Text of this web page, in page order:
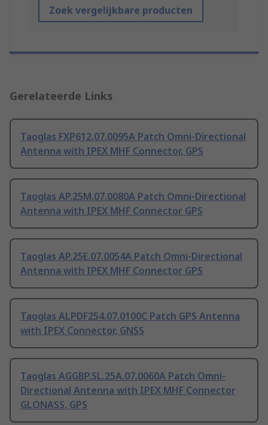
Zoek vergelijkbare producten
Gerelateerde Links
Taoglas FXP612.07.0095A Patch Omni-Directional
Antenna with IPEX MHF Connector, GPS
Taoglas AP.25M.07.0080A Patch Omni-Directional
Antenna with IPEX MHF Connector GPS
Taoglas AP.25E.07.0054A Patch Omni-Directional
Antenna with IPEX MHF Connector GPS
Taoglas ALPDF254.07.0100C Patch GPS Antenna
with IPEX Connector, GNSS
Taoglas AGGBP.SL.25A.07.0060A Patch Omni-
Directional Antenna with IPEX MHF Connector
GLONASS, GPS